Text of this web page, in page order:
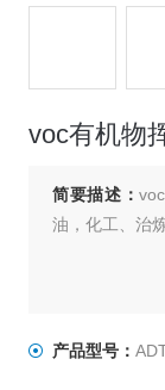
voc有机物
简要描述：
油，化工、治
产品型号：